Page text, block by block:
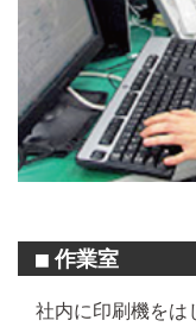
■ 作業室
社内に印刷機をは